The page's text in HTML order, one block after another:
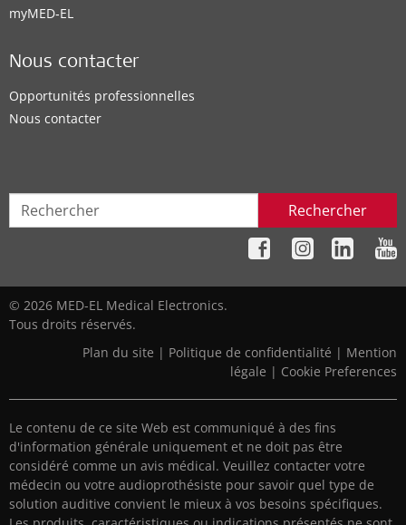
myMED‑EL
Nous contacter
Opportunités professionnelles
Nous contacter
Rechercher
© 2026 MED-EL Medical Electronics.
Tous droits réservés.
Plan du site | Politique de confidentialité | Mention
légale | Cookie Preferences
Le contenu de ce site Web est communiqué à des fins
d'information générale uniquement et ne doit pas être
considéré comme un avis médical. Veuillez contacter votre
médecin ou votre audioprothésiste pour savoir quel type de
solution auditive convient le mieux à vos besoins spécifiques.